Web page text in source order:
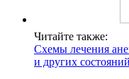
Читайте также:
Схемы лечения
и других